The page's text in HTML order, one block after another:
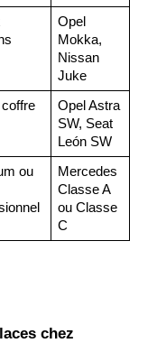
Opel
Mokka,
Nissan
Juke
Opel Astra
SW, Seat
León SW
ou
Mercedes
Classe A
ou Classe
C
chez